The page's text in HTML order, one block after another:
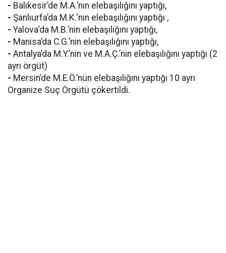
- Balıkesir’de M.A.’nın elebaşılığını yaptığı,
- Şanlıurfa’da M.K.‘nın elebaşılığını yaptığı ,
- Yalova‘da M.B.’nin elebaşılığını yaptığı,
- Manisa’da C.G.’nin elebaşılığını yaptığı,
- Antalya’da M.Y.’nin ve M.A.Ç.’nin elebaşılığını yaptığı (2
ayrı örgüt)
- Mersin’de M.E.Ö.’nün elebaşılığını yaptığı 10 ayrı
Organize Suç Örgütü çökertildi.